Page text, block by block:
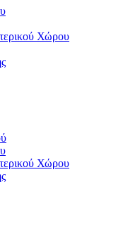
Χώρου
Χώρου